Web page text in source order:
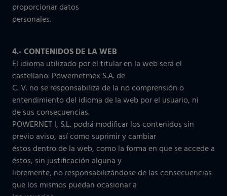
proporcionar datos
personales.
4.- CONTENIDOS DE LA WEB
El idioma utilizado por el titular en la web será el
castellano. Powernetmex S.A. de
C. V. no se responsabiliza de la no comprensión o
entendimiento del idioma de la web por el usuario, ni
de sus consecuencias.
POWERNET I, S.L. podrá modificar los contenidos sin
previo aviso, así como suprimir y cambiar
éstos dentro de la web, como la forma en que se accede a
éstos, sin justificación alguna y
libremente, no responsabilizándose de las consecuencias
que los mismos puedan ocasionar a